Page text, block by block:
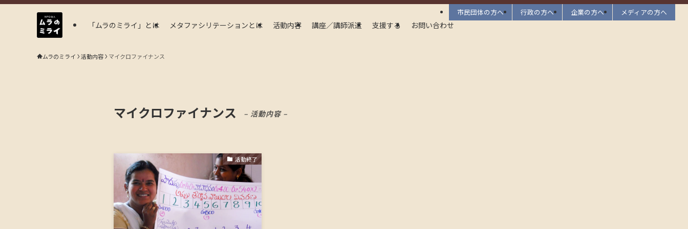
「ムラのミライ」とは メタファシリテーションとは 活動内容 講座／講師派遣 支援する お問い合わせ
市民団体の方へ 行政の方へ 企業の方へ メディアの方へ
ムラのミライ 活動内容 マイクロファイナンス
マイクロファイナンス – 活動内容 –
活動終了